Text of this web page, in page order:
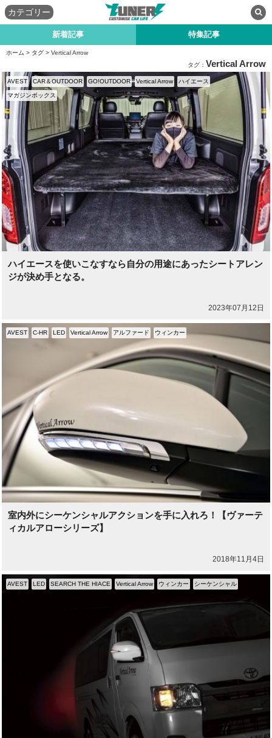
カテゴリー
新着記事 特集記事
ホーム > タグ > Vertical Arrow
タグ： Vertical Arrow
ハイエースを使いこなすなら自分の用途にあったシートアレン
ジが決め手となる。
2023年07月12日
AVEST CAR＆OUTDOOR GO!OUTDOOR Vertical Arrow ハイエース
マガジンボックス
室内外にシーケンシャルアクションを手に入れろ！【ヴァーテ
ィカルアローシリーズ】
2018年11月4日
AVEST C-HR LED Vertical Arrow アルファード ウィンカー
AVEST LED SEARCH THE HIACE Vertical Arrow ウィンカー シーケンシャル